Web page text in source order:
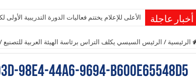
أخبار عاجلة الأعلى للإعلام يختتم فعاليات الدورة التدريبية الأولى
الرئيسية / الرئيس السيسي يكلف التراس برئاسة الهيئة العربية للتصنيع /
98e4-44a6-9694-b600e65548d5